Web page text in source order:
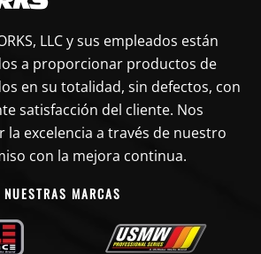
LLC y sus empleados están
a proporcionar productos de
en su totalidad, sin defectos, con
satisfacción del cliente. Nos
la excelencia a través de nuestro
con la mejora continua.
NUESTRAS MARCAS